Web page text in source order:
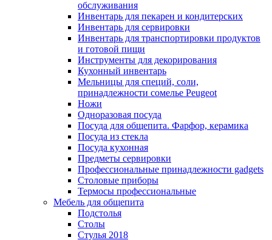
обслуживания
Инвентарь для пекарен и кондитерских
Инвентарь для сервировки
Инвентарь для транспортировки продуктов
и готовой пищи
Инструменты для декорирования
Кухонный инвентарь
Мельницы для специй, соли,
принадлежности сомелье Peugeot
Ножи
Одноразовая посуда
Посуда для общепита. Фарфор, керамика
Посуда из стекла
Посуда кухонная
Предметы сервировки
Профессиональные принадлежности gadgets
Столовые приборы
Термосы профессиональные
Мебель для общепита
Подстолья
Столы
Стулья 2018